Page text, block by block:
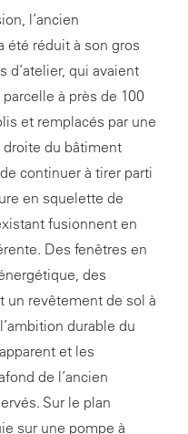
l’ancien
été réduit à son gros
qui avaient
à près de 100
et remplacés par une
du bâtiment
continuer à tirer parti
en squelette de
fusionnent en
Des fenêtres en
des
un revêtement de sol à
durable du
et les
de l’ancien
Sur le plan
sur une pompe à